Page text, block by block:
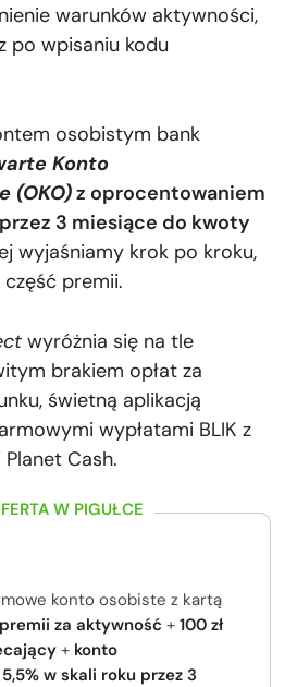
warunków aktywności,
po wpisaniu kodu
osobistym bank
Konto
(OKO)z oprocentowaniem
3 miesiące do kwoty
wyjaśniamy krok po kroku,
premii.
wyróżnia się na tle
brakiem opłat za
świetną aplikacją
wypłatami BLIK z
Cash.
W PIGUŁCE
konto osobiste z kartą
za aktywność + 100 zł
+ konto
w skali roku przez 3